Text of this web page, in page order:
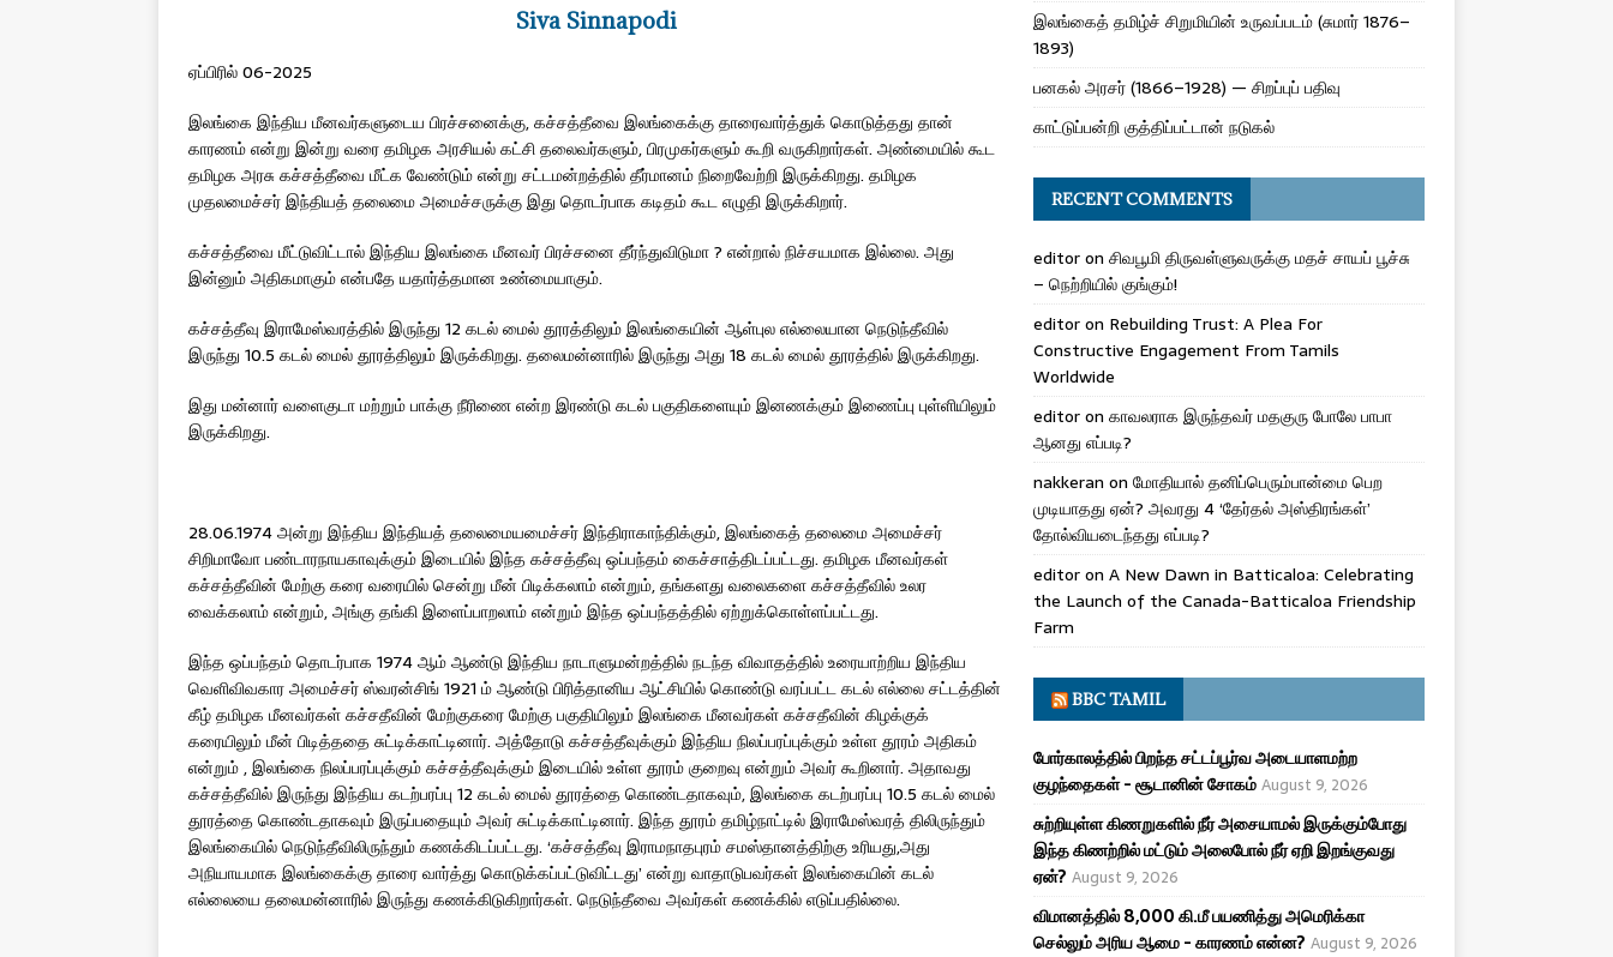
Siva Sinnapodi
ஏப்பிரில் 06-2025
இலங்கை இந்திய மீனவர்களுடைய பிரச்சனைக்கு, கச்சத்தீவை இலங்கைக்கு தாரைவார்த்துக் கொடுத்தது தான்
காரணம் என்று இன்று வரை தமிழக அரசியல் கட்சி தலைவர்களும், பிரமுகர்களும் கூறி வருகிறார்கள். அண்மையில் கூட
தமிழக அரசு கச்சத்தீவை மீட்க வேண்டும் என்று சட்டமன்றத்தில் தீர்மானம் நிறைவேற்றி இருக்கிறது. தமிழக
முதலமைச்சர் இந்தியத் தலைமை அமைச்சருக்கு இது தொடர்பாக கடிதம் கூட எழுதி இருக்கிறார்.
கச்சத்தீவை மீட்டுவிட்டால் இந்திய இலங்கை மீனவர் பிரச்சனை தீர்ந்துவிடுமா ? என்றால் நிச்சயமாக இல்லை. அது
இன்னும் அதிகமாகும் என்பதே யதார்த்தமான உண்மையாகும்.
கச்சத்தீவு இராமேஸ்வரத்தில் இருந்து 12 கடல் மைல் தூரத்திலும் இலங்கையின் ஆள்புல எல்லையான நெடுந்தீவில்
இருந்து 10.5 கடல் மைல் தூரத்திலும் இருக்கிறது. தலைமன்னாரில் இருந்து அது 18 கடல் மைல் தூரத்தில் இருக்கிறது.
இது மன்னார் வளைகுடா மற்றும் பாக்கு நீரிணை என்ற இரண்டு கடல் பகுதிகளையும் இனணக்கும் இணைப்பு புள்ளியிலும்
இருக்கிறது.
28.06.1974 அன்று இந்திய இந்தியத் தலைமையமைச்சர் இந்திராகாந்திக்கும், இலங்கைத் தலைமை அமைச்சர்
சிறிமாவோ பண்டாரநாயகாவுக்கும் இடையில் இந்த கச்சத்தீவு ஒப்பந்தம் கைச்சாத்திடப்பட்டது. தமிழக மீனவர்கள்
கச்சத்தீவின் மேற்கு கரை வரையில் சென்று மீன் பிடிக்கலாம் என்றும், தங்களது வலைகளை கச்சத்தீவில் உலர
வைக்கலாம் என்றும், அங்கு தங்கி இளைப்பாறலாம் என்றும் இந்த ஒப்பந்தத்தில் ஏற்றுக்கொள்ளப்பட்டது.
இந்த ஒப்பந்தம் தொடர்பாக 1974 ஆம் ஆண்டு இந்திய நாடாளுமன்றத்தில் நடந்த விவாதத்தில் உரையாற்றிய இந்திய
வெளிவிவகார அமைச்சர் ஸ்வரன்சிங் 1921 ம் ஆண்டு பிரித்தானிய ஆட்சியில் கொண்டு வரப்பட்ட கடல் எல்லை சட்டத்தின்
கீழ் தமிழக மீனவர்கள் கச்சதீவின் மேற்குகரை மேற்கு பகுதியிலும் இலங்கை மீனவர்கள் கச்சதீவின் கிழக்குக்
கரையிலும் மீன் பிடித்ததை சுட்டிக்காட்டினார். அத்தோடு கச்சத்தீவுக்கும் இந்திய நிலப்பரப்புக்கும் உள்ள தூரம் அதிகம்
என்றும் , இலங்கை நிலப்பரப்புக்கும் கச்சத்தீவுக்கும் இடையில் உள்ள தூரம் குறைவு என்றும் அவர் கூறினார். அதாவது
கச்சத்தீவில் இருந்து இந்திய கடற்பரப்பு 12 கடல் மைல் தூரத்தை கொண்டதாகவும், இலங்கை கடற்பரப்பு 10.5 கடல் மைல்
தூரத்தை கொண்டதாகவும் இருப்பதையும் அவர் சுட்டிக்காட்டினார். இந்த தூரம் தமிழ்நாட்டில் இராமேஸ்வரத் திலிருந்தும்
இலங்கையில் நெடுந்தீவிலிருந்தும் கணக்கிடப்பட்டது. ‘கச்சத்தீவு இராமநாதபுரம் சமஸ்தானத்திற்கு உரியது,அது
அநியாயமாக இலங்கைக்கு தாரை வார்த்து கொடுக்கப்பட்டுவிட்டது’ என்று வாதாடுபவர்கள் இலங்கையின் கடல்
எல்லையை தலைமன்னாரில் இருந்து கணக்கிடுகிறார்கள். நெடுந்தீவை அவர்கள் கணக்கில் எடுப்பதில்லை.
இலங்கைத் தமிழ்ச் சிறுமியின் உருவப்படம் (சுமார் 1876–
1893)
பனகல் அரசர் (1866–1928) — சிறப்புப் பதிவு
காட்டுப்பன்றி குத்திப்பட்டான் நடுகல்
RECENT COMMENTS
editoron சிவபூமி திருவள்ளுவருக்கு மதச் சாயப் பூச்சு
– நெற்றியில் குங்கும்!
editoron Rebuilding Trust: A Plea For
Constructive Engagement From Tamils
Worldwide
editoron காவலராக இருந்தவர் மதகுரு போலே பாபா
ஆனது எப்படி?
nakkeran on மோதியால் தனிப்பெரும்பான்மை பெற
முடியாதது ஏன்? அவரது 4 ‘தேர்தல் அஸ்திரங்கள்’
தோல்வியடைந்தது எப்படி?
editoron A New Dawn in Batticaloa: Celebrating
the Launch of the Canada-Batticaloa Friendship
Farm
BBC TAMIL
போர்காலத்தில் பிறந்த சட்டப்பூர்வ அடையாளமற்ற
குழந்தைகள் - சூடானின் சோகம் August 9, 2026
சுற்றியுள்ள கிணறுகளில் நீர் அசையாமல் இருக்கும்போது
இந்த கிணற்றில் மட்டும் அலைபோல் நீர் ஏறி இறங்குவது
ஏன்? August 9, 2026
விமானத்தில் 8,000 கி.மீ பயணித்து அமெரிக்கா
செல்லும் அரிய ஆமை - காரணம் என்ன? August 9, 2026